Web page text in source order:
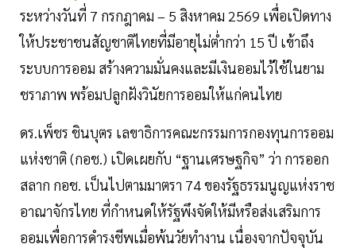
ระหว่างวันที่ 7 กรกฎาคม – 5 สิงหาคม 2569 เพื่อเปิดทาง
ให้ประชาชนสัญชาติไทยที่มีอายุไม่ต่ำกว่า 15 ปี เข้าถึง
ระบบการออม สร้างความมั่นคงและมีเงินออมไว้ใช้ในยาม
ชราภาพ พร้อมปลูกฝังวินัยการออมให้แก่คนไทย
ดร.เพ็ชร ชินบุตร เลขาธิการคณะกรรมการกองทุนการออม
แห่งชาติ (กอช.) เปิดเผยกับ “ฐานเศรษฐกิจ” ว่า การออก
สลาก กอช. เป็นไปตามมาตรา 74 ของรัฐธรรมนูญแห่งราช
อาณาจักรไทย ที่กำหนดให้รัฐพึงจัดให้มีหรือส่งเสริมการ
ออมเพื่อการดำรงชีพเมื่อพ้นวัยทำงาน เนื่องจากปัจจุบัน